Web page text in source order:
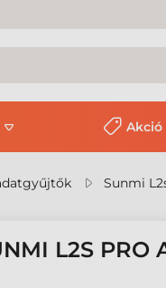
Akció
Sunmi
L2S PRO